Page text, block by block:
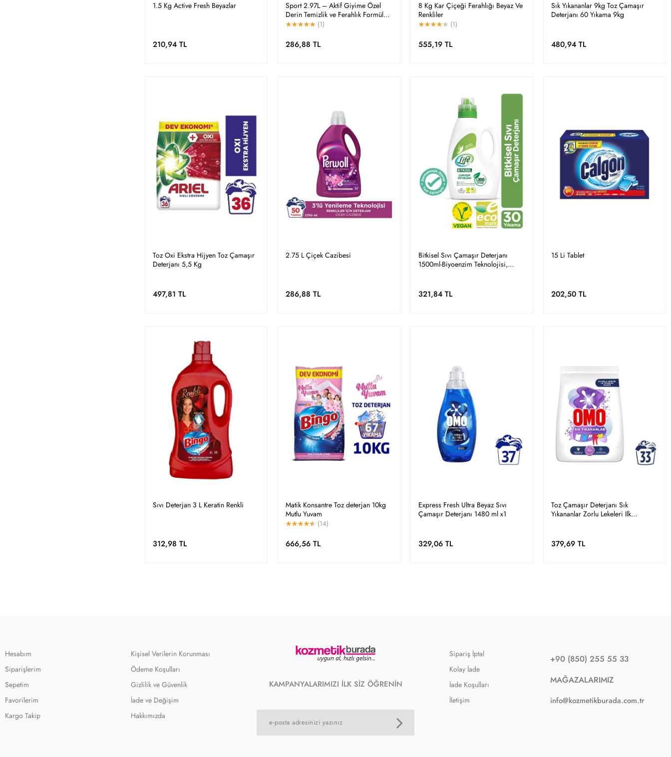
1.5 Kg Active Fresh Beyazlar
210,94 TL
Sport 2.97L – Aktif Giyime Özel
Derin Temizlik ve Ferahlık Formülü
(54 Yıkama )(1)
286,88 TL
8 Kg Kar Çiçeği Ferahlığı Beyaz Ve
Renkliler
(1)
555,19 TL
Sık Yıkananlar 9kg Toz Çamaşır
Deterjanı 60 Yıkama 9kg
480,94 TL
Toz Oxi Ekstra Hijyen Toz Çamaşır
Deterjanı 5,5 Kg
497,81 TL
2.75 L Çiçek Cazibesi
286,88 TL
Bitkisel Sıvı Çamaşır Deterjanı
1500ml-Biyoenzim Teknolojisi,
321,84 TL
15 Li Tablet
202,50 TL
Sıvı Deterjan 3 L Keratin Renkli
312,98 TL
Matik Konsantre Toz deterjan 10kg
Mutlu Yuvam
(14)
666,56 TL
Express Fresh Ultra Beyaz Sıvı
Çamaşır Deterjanı 1480 ml x1
329,06 TL
Toz Çamaşır Deterjanı Sık
Yıkananlar Zorlu Lekeleri Ilk
379,69 TL
Hesabım
Siparişlerim
Sepetim
Favorilerim
Kargo Takip
Kişisel Verilerin Korunması
Ödeme Koşulları
Gizlilik ve Güvenlik
İade ve Değişim
Hakkımızda
KAMPANYALARIMIZI İLK SİZ ÖĞRENİN
Sipariş İptal
Kolay İade
İade Koşulları
İletişim
+90 (850) 255 55 33
MAĞAZALARIMIZ
info@kozmetikburada.com.tr